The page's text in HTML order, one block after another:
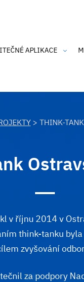
APLIKACE
> THINK-
v říjnu 2014 v
think-tanku
zvyšování
za podpory